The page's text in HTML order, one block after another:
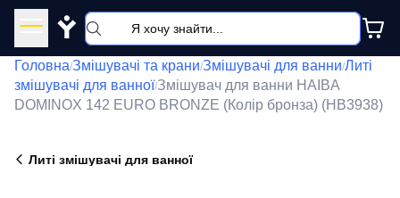
Y
Головна/Змішувачі та крани/Змішувачі для ванни/Литі
змішувачі для ванної/Змішувач для ванни HAIBA
DOMINOX 142 EURO BRONZE (Колір бронза) (HB3938)
Литі змішувачі для ванної